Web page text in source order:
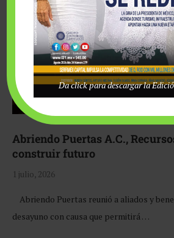
Abriendo Puertas A.C.,
construir futuro
1 julio, 2026
Abriendo Puertas reunió a aliados y
desayuno con causa que permitirá …
Da click para descargar la